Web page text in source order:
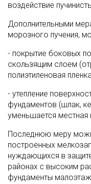
воздействие
Дополнительными
морозного пучения,
- покрытие боковых
скользящим слоем
полиэтиленовая
- утепление
фундаментов (шлак,
уменьшается местная
Последнюю меру
построенных
нуждающихся в
районах с высоким
фундаменты